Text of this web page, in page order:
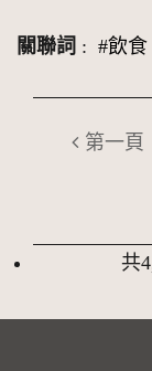
關聯詞 : #飲食
第一頁
共